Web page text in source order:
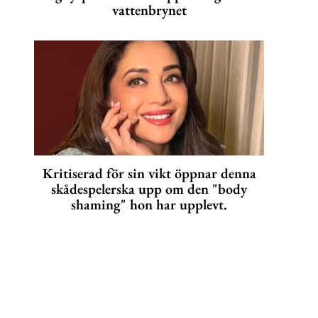
vattenbrynet
Kritiserad för sin vikt öppnar denna
skådespelerska upp om den "body
shaming" hon har upplevt.